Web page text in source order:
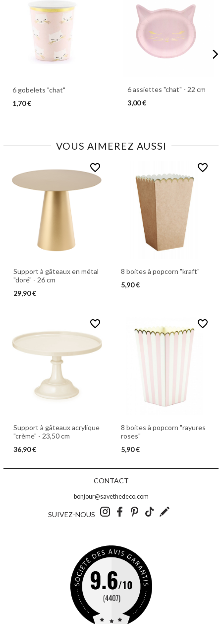
6 gobelets "chat"
1,70 €
6 assiettes "chat" - 22 cm
3,00 €
VOUS AIMEREZ AUSSI
favorite_border
Support à gâteaux en métal
"doré" - 26 cm
29,90 €
favorite_border
8 boites à popcorn "kraft"
5,90 €
favorite_border
Support à gâteaux acrylique
"crème" - 23,50 cm
36,90 €
favorite_border
8 boites à popcorn "rayures
roses"
5,90 €
CONTACT
bonjour@savethedeco.com
SUIVEZ-NOUS